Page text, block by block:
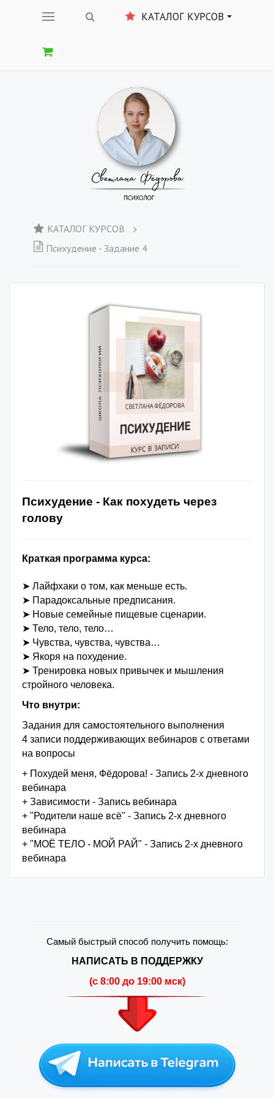
КАТАЛОГ КУРСОВ
КАТАЛОГ КУРСОВ
Психудение - Задание 4
Психудение - Как похудеть через
голову
Краткая программа курса:
➤ Лайфхаки о том, как меньше есть.
➤ Парадоксальные предписания.
➤ Новые семейные пищевые сценарии.
➤ Тело, тело, тело…
➤ Чувства, чувства, чувства…
➤ Якоря на похудение.
➤ Тренировка новых привычек и мышления
стройного человека.
Что внутри:
Задания для самостоятельного выполнения
4 записи поддерживающих вебинаров с ответами
на вопросы
+ Похудей меня, Фёдорова! - Запись 2-х дневного
вебинара
+ Зависимости - Запись вебинара
+ "Родители наше всё" - Запись 2-х дневного
вебинара
+ "МОЁ ТЕЛО - МОЙ РАЙ" - Запись 2-х дневного
вебинара
Самый быстрый способ получить помощь:
НАПИСАТЬ В ПОДДЕРЖКУ
(c 8:00 до 19:00 мск)